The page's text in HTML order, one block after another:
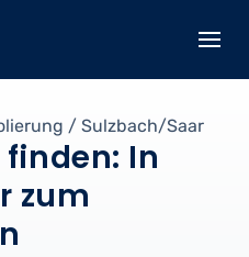
/ Sulzbach/Saar
In
zum